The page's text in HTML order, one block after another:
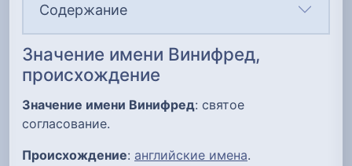
Содержание
Значение имени Винифред,
происхождение
Значение имени Винифред: святое
согласование.
Происхождение: английские имена.